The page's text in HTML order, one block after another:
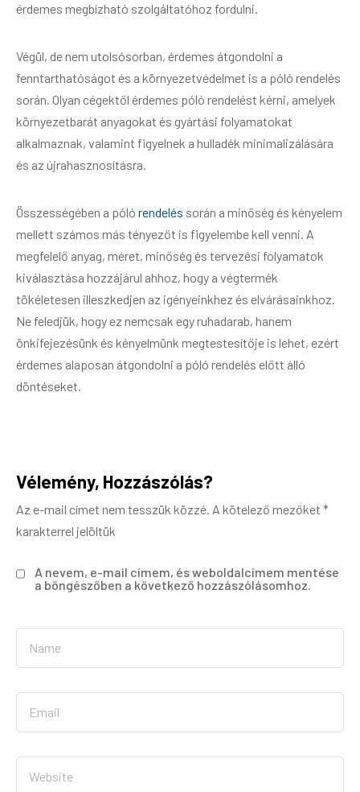
érdemes megbízható szolgáltatóhoz fordulni.
Végül, de nem utolsósorban, érdemes átgondolni a
fenntarthatóságot és a környezetvédelmet is a póló rendelés
során. Olyan cégektől érdemes póló rendelést kérni, amelyek
környezetbarát anyagokat és gyártási folyamatokat
alkalmaznak, valamint figyelnek a hulladék minimalizálására
és az újrahasznosításra.
Összességében a póló rendelés során a minőség és kényelem
mellett számos más tényezőt is figyelembe kell venni. A
megfelelő anyag, méret, minőség és tervezési folyamatok
kiválasztása hozzájárul ahhoz, hogy a végtermék
tökéletesen illeszkedjen az igényeinkhez és elvárásainkhoz.
Ne feledjük, hogy ez nemcsak egy ruhadarab, hanem
önkifejezésünk és kényelmünk megtestesítője is lehet, ezért
érdemes alaposan átgondolni a póló rendelés előtt álló
döntéseket.
Vélemény, Hozzászólás?
Az e-mail címet nem tesszük közzé. A kötelező mezőket *
karakterrel jelöltük
A nevem, e-mail címem, és weboldalcímem mentése
a böngészőben a következő hozzászólásomhoz.